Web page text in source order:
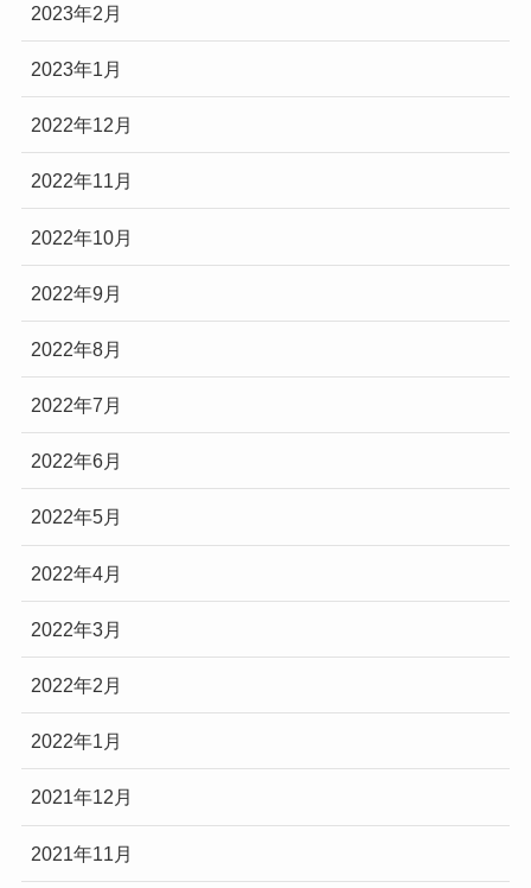
2023年2月
2023年1月
2022年12月
2022年11月
2022年10月
2022年9月
2022年8月
2022年7月
2022年6月
2022年5月
2022年4月
2022年3月
2022年2月
2022年1月
2021年12月
2021年11月